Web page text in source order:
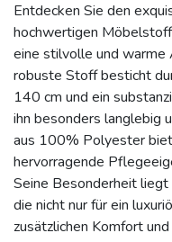
Entdecken Sie den
hochwertigen
eine stilvolle und
robuste Stoff besticht
140 cm und ein
ihn besonders langlebig
aus 100% Polyester
hervorragende
Seine Besonderheit
die nicht nur für ein
zusätzlichen Komfort